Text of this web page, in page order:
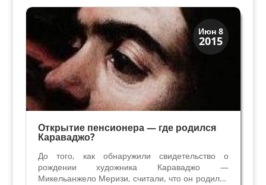
называют Постумией. Летняя...
Июн 8
2015
История
Открытия
Открытие пенсионера — где родился
Караваджо?
До того, как обнаружили свидетельство о
рождении художника Караваджо —
Микельанжело Меризи, считали, что он родился